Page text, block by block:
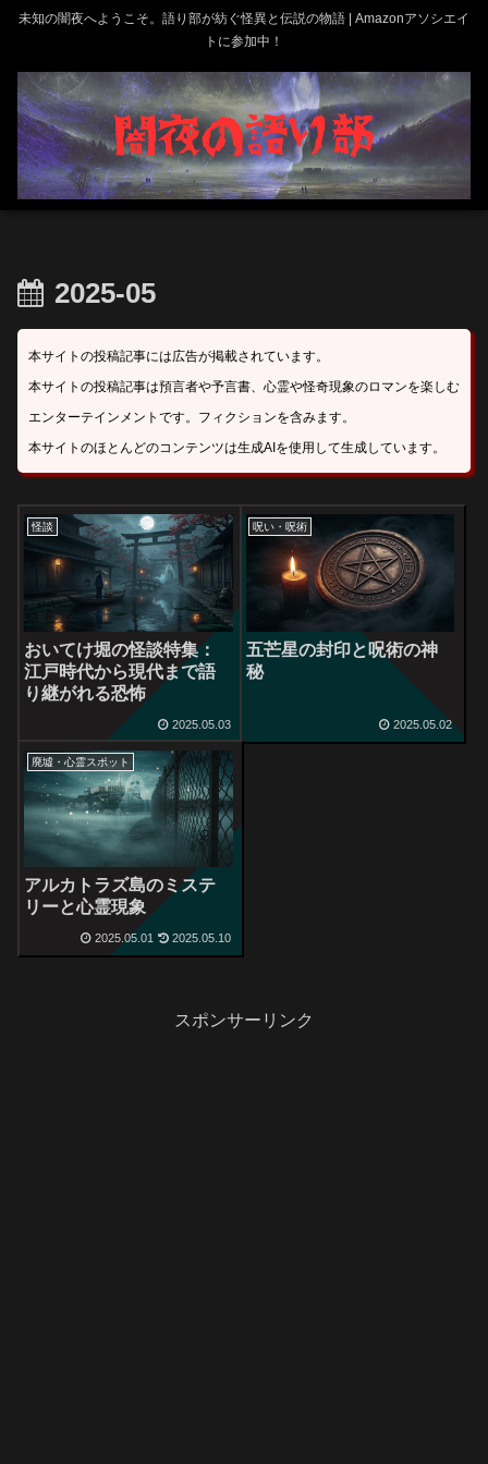
未知の闇夜へようこそ。語り部が紡ぐ怪異と伝説の物語 | Amazonアソシエイ
トに参加中！
2025-05
本サイトの投稿記事には広告が掲載されています。
本サイトの投稿記事は預言者や予言書、心霊や怪奇現象のロマンを楽しむ
エンターテインメントです。フィクションを含みます。
本サイトのほとんどのコンテンツは生成AIを使用して生成しています。
怪談
おいてけ堀の怪談特集：
江戸時代から現代まで語
り継がれる恐怖
2025.05.03
呪い・呪術
五芒星の封印と呪術の神
秘
2025.05.02
廃墟・心霊スポット
アルカトラズ島のミステ
リーと心霊現象
2025.05.01 2025.05.10
スポンサーリンク